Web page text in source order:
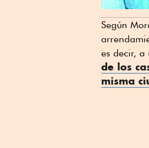
Según
es decir,
de los
misma